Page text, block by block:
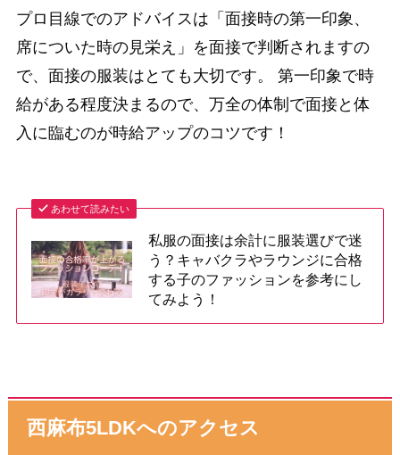
プロ目線でのアドバイスは「面接時の第一印象、
席についた時の見栄え」を面接で判断されますの
で、面接の服装はとても大切です。 第一印象で時
給がある程度決まるので、万全の体制で面接と体
入に臨むのが時給アップのコツです！
あわせて読みたい
私服の面接は余計に服装選びで迷
う？キャバクラやラウンジに合格
する子のファッションを参考にし
てみよう！
西麻布5LDKへのアクセス